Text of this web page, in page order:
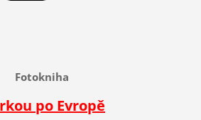
Fotokniha
po Evropě